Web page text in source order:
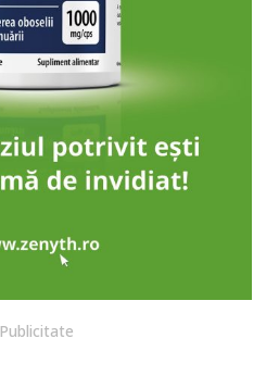
Publicitate